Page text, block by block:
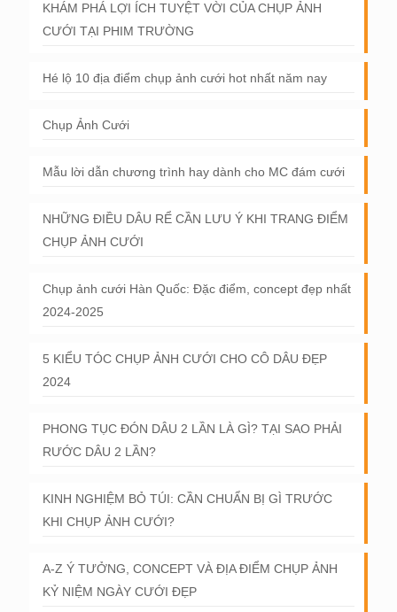
KHÁM PHÁ LỢI ÍCH TUYỆT VỜI CỦA CHỤP ẢNH
CƯỚI TẠI PHIM TRƯỜNG
Hé lộ 10 địa điểm chụp ảnh cưới hot nhất năm nay
Chụp Ảnh Cưới
Mẫu lời dẫn chương trình hay dành cho MC đám cưới
NHỮNG ĐIỀU DÂU RỂ CẦN LƯU Ý KHI TRANG ĐIỂM
CHỤP ẢNH CƯỚI
Chụp ảnh cưới Hàn Quốc: Đặc điểm, concept đẹp nhất
2024-2025
5 KIỂU TÓC CHỤP ẢNH CƯỚI CHO CÔ DÂU ĐẸP
2024
PHONG TỤC ĐÓN DÂU 2 LẦN LÀ GÌ? TẠI SAO PHẢI
RƯỚC DÂU 2 LẦN?
KINH NGHIỆM BỎ TÚI: CẦN CHUẨN BỊ GÌ TRƯỚC
KHI CHỤP ẢNH CƯỚI?
A-Z Ý TƯỞNG, CONCEPT VÀ ĐỊA ĐIỂM CHỤP ẢNH
KỶ NIỆM NGÀY CƯỚI ĐẸP